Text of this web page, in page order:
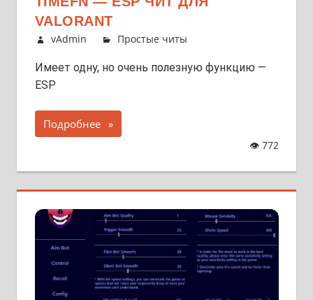
VALORANT
vAdmin Простые читы
Имеет одну, но очень полезную функцию —
ESP
Подробнее
👁 772